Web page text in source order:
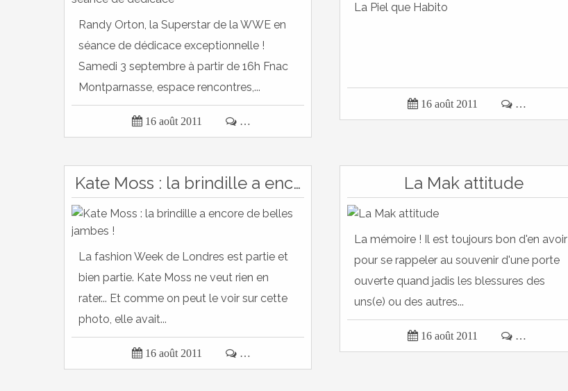
Randy Orton, la Superstar de la WWE en
séance de dédicace exceptionnelle !
Samedi 3 septembre à partir de 16h Fnac
Montparnasse, espace rencontres,...
 16 août 2011  …
La Piel que Habito
 16 août 2011  …
Kate Moss : la brindille a encore de belles jambes !
La fashion Week de Londres est partie et
bien partie. Kate Moss ne veut rien en
rater... Et comme on peut le voir sur cette
photo, elle avait...
 16 août 2011  …
La Mak attitude
La mémoire ! Il est toujours bon d'en avoir
pour se rappeler au souvenir d'une porte
ouverte quand jadis les blessures des
uns(e) ou des autres...
 16 août 2011  …